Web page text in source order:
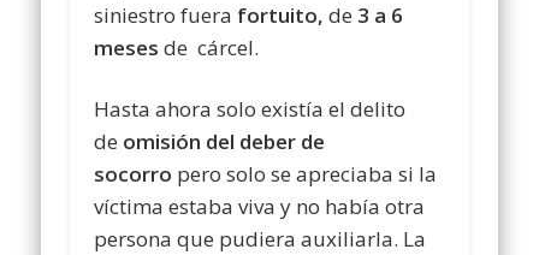
siniestro fuera fortuito, de 3 a 6
meses de cárcel.
Hasta ahora solo existía el delito
de omisión del deber de
socorro pero solo se apreciaba si la
víctima estaba viva y no había otra
persona que pudiera auxiliarla. La